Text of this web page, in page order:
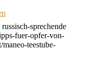
sprechende
fuer-opfer-von-
teestube-